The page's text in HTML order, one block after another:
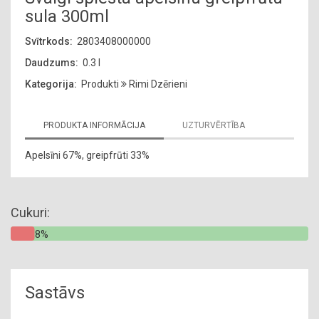
sula 300ml
Svītrkods: 2803408000000
Daudzums: 0.3 l
Kategorija: Produkti Rimi Dzērieni
PRODUKTA INFORMĀCIJA UZTURVĒRTĪBA
Apelsīni 67%, greipfrūti 33%
Cukuri:
8%
Sastāvs